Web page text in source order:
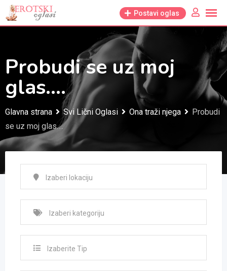
Skip
to
Postavi oglas
Probudi se uz moj
glas….
Glavna strana Svi Lični Oglasi Ona traži njega
Probudi
se uz moj glas….
Izaberite Tip